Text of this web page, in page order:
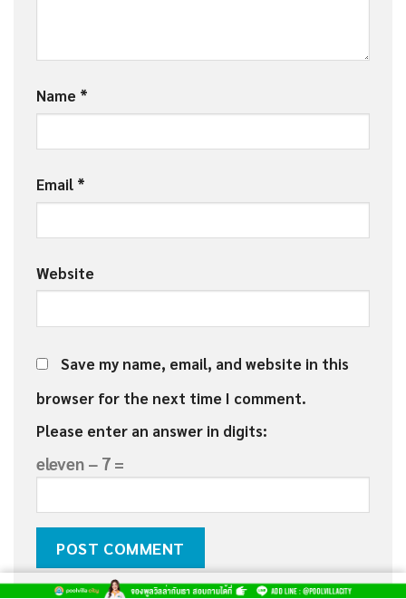
Name *
Email *
Website
Save my name, email, and website in this
browser for the next time I comment.
Please enter an answer in digits:
eleven − 7 =